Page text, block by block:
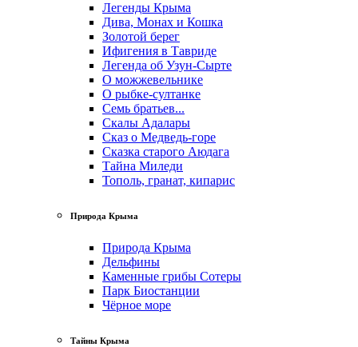
Легенды Крыма
Дива, Монах и Кошка
Золотой берег
Ифигения в Тавриде
Легенда об Узун-Сырте
О можжевельнике
О рыбке-султанке
Семь братьев...
Скалы Адалары
Сказ о Медведь-горе
Сказка старого Аюдага
Тайна Миледи
Тополь, гранат, кипарис
Природа Крыма
Природа Крыма
Дельфины
Каменные грибы Сотеры
Парк Биостанции
Чёрное море
Тайны Крыма